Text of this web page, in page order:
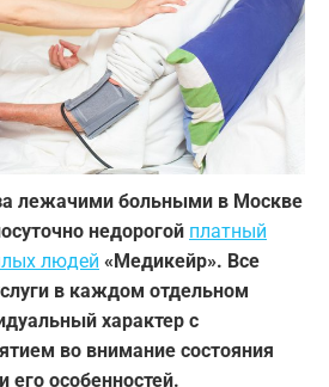
лежачими больными в Москве
недорогой платный
людей «Медикейр». Все
в каждом отдельном
характер с
во внимание состояния
его особенностей.